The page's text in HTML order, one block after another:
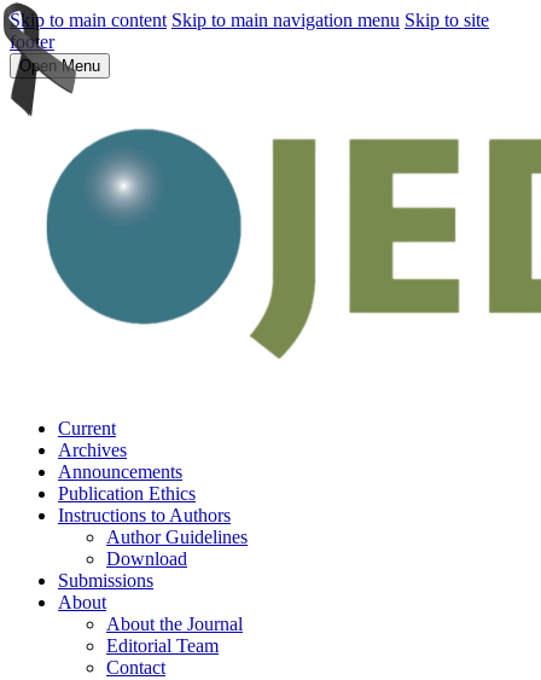
Skip to main content Skip to main navigation menu Skip to site
footer
Open Menu
Current
Archives
Announcements
Publication Ethics
Instructions to Authors
Author Guidelines
Download
Submissions
About
About the Journal
Editorial Team
Contact